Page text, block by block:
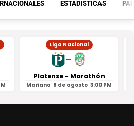
ESTADÍSTICAS
Liga Nacional
-
Platense - Marathón
Mañana 8 de agosto 3:00 PM